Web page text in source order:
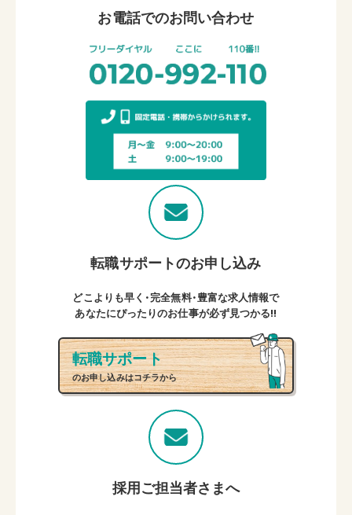
お電話でのお問い合わせ
転職サポートのお申し込み
どこよりも早く・完全無料・豊富な求人情報で
あなたにぴったりのお仕事が必ず見つかる!!
転職サポート
のお申し込みはコチラから
採用ご担当者さまへ